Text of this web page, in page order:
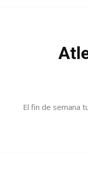
El fin de semana